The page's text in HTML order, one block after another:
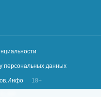
персональных данных
18+